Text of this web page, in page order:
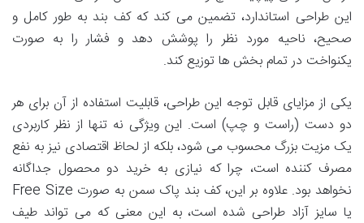
این طراحی استاندارد، تضمین می کند که کف بند به طور کامل و
صحیح، ناحیه مورد نظر را پوشش دهد و فشار را به صورت
یکنواخت در تمام بخش ها توزیع کند.
یکی از مزایای قابل توجه این طراحی، قابلیت استفاده از آن برای هر
دو دست (راست و چپ) است. این ویژگی نه تنها از نظر کاربردی
یک مزیت بزرگ محسوب می شود، بلکه از لحاظ اقتصادی نیز به نفع
مصرف کننده است، چرا که نیازی به خرید دو محصول جداگانه
نخواهد بود. علاوه بر این، کف بند پاک سمن به صورت Free Size
یا سایز آزاد طراحی شده است، به این معنی که می تواند طیف